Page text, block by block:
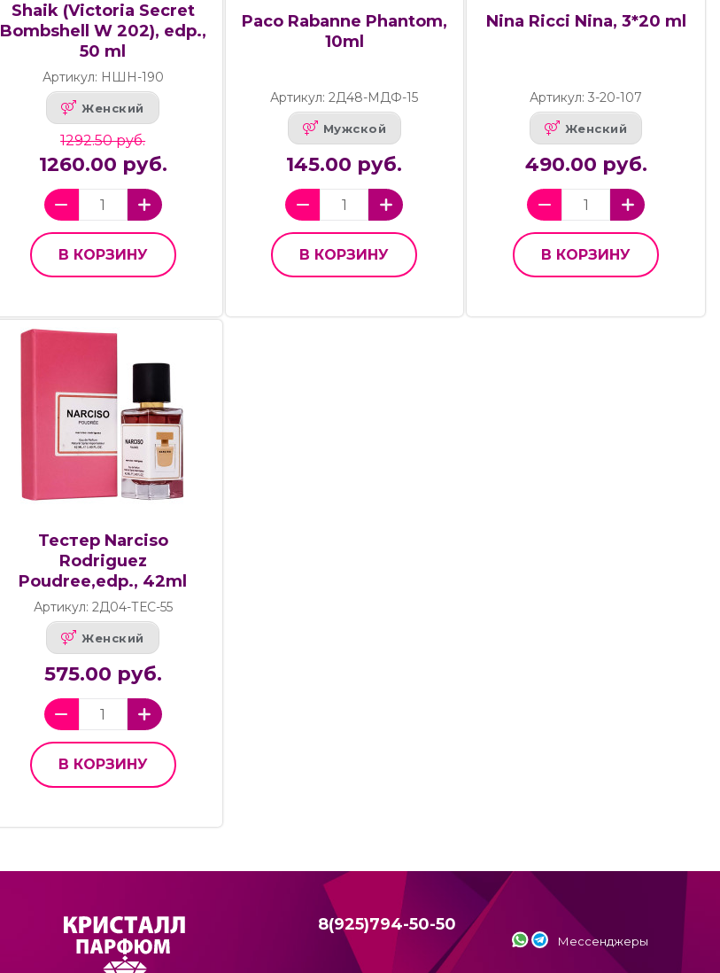
Shaik (Victoria Secret
Bombshell W 202), edp.,
50 ml
Артикул: НШН-190
Женский
1292.50 руб.
1260.00 руб.
В КОРЗИНУ
Paco Rabanne Phantom,
10ml
Артикул: 2Д48-МДФ-15
Мужской
145.00 руб.
В КОРЗИНУ
Nina Ricci Nina, 3*20 ml
Артикул: 3-20-107
Женский
490.00 руб.
В КОРЗИНУ
Тестер Narciso
Rodriguez
Poudree,edp., 42ml
Артикул: 2Д04-ТЕС-55
Женский
575.00 руб.
В КОРЗИНУ
8(925)794-50-50
Мессенджеры